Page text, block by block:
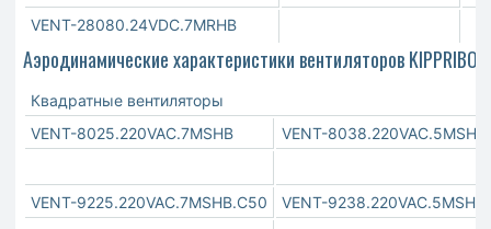
VENT-28080.24VDC.7MRHB
Аэродинамические характеристики вентиляторов
Квадратные вентиляторы
VENT-8025.220VAC.7MSHB
VENT-8038.220VAC.5MSHB
VENT-9225.220VAC.7MSHB.C50 VENT-9238.220VAC.5MSHB